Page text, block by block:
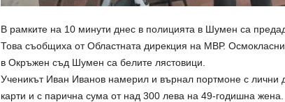
В рамките на 10 минути днес в полицията в Шумен са
Това съобщиха от Областната дирекция на МВР.
в Окръжен съд Шумен са белите лястовици.
Ученикът Иван Иванов намерил и върнал портмоне с лични
карти и с парична сума от над 300 лева на 49-годишна жена.